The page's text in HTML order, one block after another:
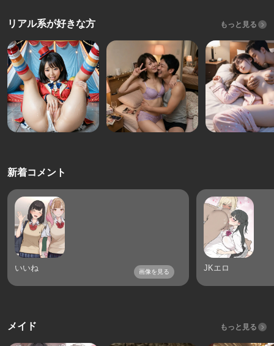
リアル系が好きな方 もっと見る
新着コメント
いいね 画像を見る JKエロ
メイド もっと見る